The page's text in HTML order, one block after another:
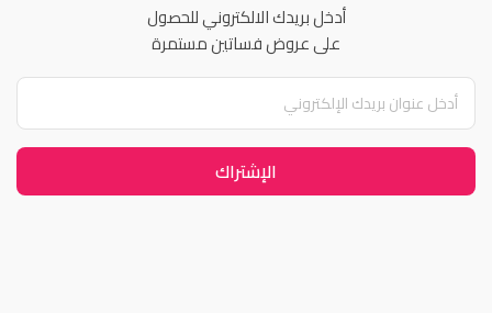
أدخل بريدك الالكتروني للحصول
على عروض فساتين مستمرة
الإشتراك